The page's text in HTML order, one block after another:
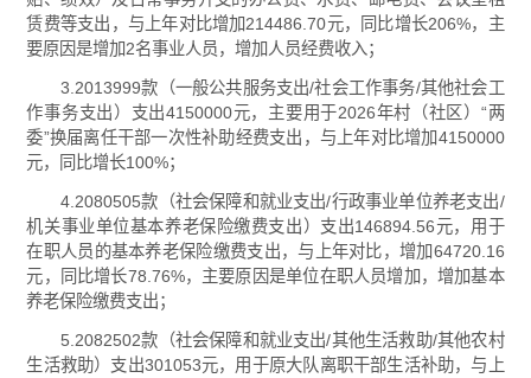
赁费等支出，与上年对比增加214486.70元，同比增长206%，主
要原因是增加2名事业人员，增加人员经费收入；
3.2013999款（一般公共服务支出/社会工作事务/其他社会工
作事务支出）支出4150000元，主要用于2026年村（社区）“两
委”换届离任干部一次性补助经费支出，与上年对比增加4150000
元，同比增长100%；
4.2080505款（社会保障和就业支出/行政事业单位养老支出/
机关事业单位基本养老保险缴费支出）支出146894.56元，用于
在职人员的基本养老保险缴费支出，与上年对比，增加64720.16
元，同比增长78.76%，主要原因是单位在职人员增加，增加基本
养老保险缴费支出；
5.2082502款（社会保障和就业支出/其他生活救助/其他农村
生活救助）支出301053元，用于原大队离职干部生活补助，与上